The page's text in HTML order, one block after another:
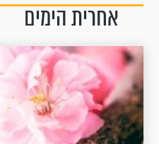
אחרית הימים